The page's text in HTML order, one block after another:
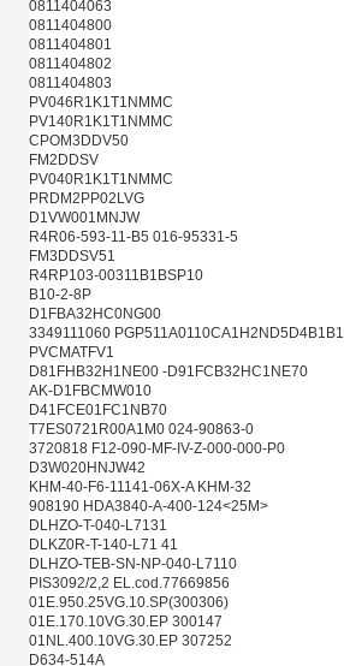
0811404063
0811404800
0811404801
0811404802
0811404803
PV046R1K1T1NMMC
PV140R1K1T1NMMC
CPOM3DDV50
FM2DDSV
PV040R1K1T1NMMC
PRDM2PP02LVG
D1VW001MNJW
R4R06-593-11-B5 016-95331-5
FM3DDSV51
R4RP103-00311B1BSP10
B10-2-8P
D1FBA32HC0NG00
3349111060 PGP511A0110CA1H2ND5D4B1B1
PVCMATFV1
D81FHB32H1NE00 -D91FCB32HC1NE70
AK-D1FBCMW010
D41FCE01FC1NB70
T7ES0721R00A1M0 024-90863-0
3720818 F12-090-MF-IV-Z-000-000-P0
D3W020HNJW42
KHM-40-F6-11141-06X-A KHM-32
908190 HDA3840-A-400-124<25M>
DLHZO-T-040-L7131
DLKZ0R-T-140-L71 41
DLHZO-TEB-SN-NP-040-L7110
PIS3092/2,2 EL.cod.77669856
01E.950.25VG.10.SP(300306)
01E.170.10VG.30.EP 300147
01NL.400.10VG.30.EP 307252
D634-514A